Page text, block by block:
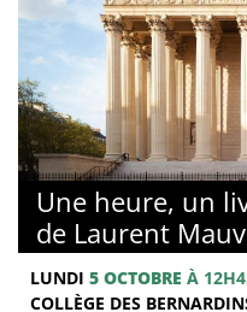
Une heure, un
de Laurent
LUNDI 5 OCTOBRE À
COLLÈGE DES